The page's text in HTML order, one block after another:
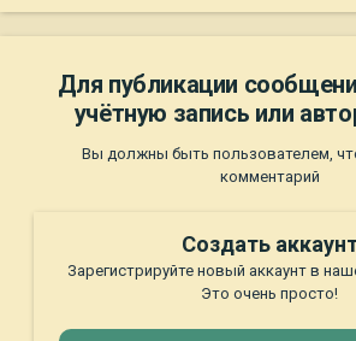
Для публикации
учётную запись или
Вы должны быть пользователем,
комментарий
Создать
Зарегистрируйте новый аккаунт в
Это очень просто!